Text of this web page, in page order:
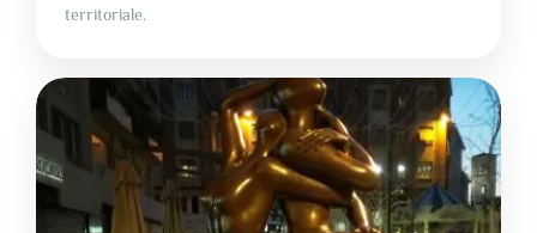
territoriale.